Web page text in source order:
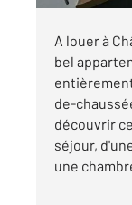
A louer à
bel
de-
découvrir
séjour,
une chambre